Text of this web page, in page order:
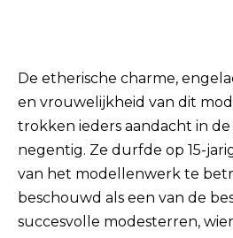
De etherische charme,
en vrouwelijkheid van dit
trokken ieders aandacht in
negentig. Ze durfde op 15-
van het modellenwerk te
beschouwd als een van de
succesvolle modesterren,